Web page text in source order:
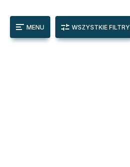
MENU WSZYSTKIE FILTRY